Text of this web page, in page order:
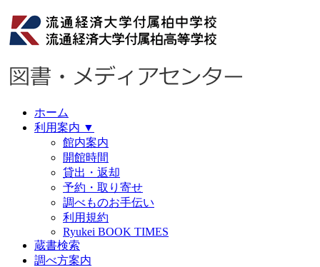
ホーム
利用案内 ▼
館内案内
開館時間
貸出・返却
予約・取り寄せ
調べものお手伝い
利用規約
Ryukei BOOK TIMES
蔵書検索
調べ方案内